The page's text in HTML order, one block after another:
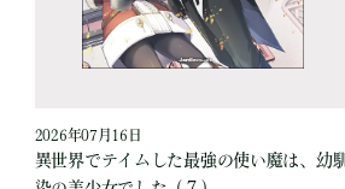
2026年07月16日
異世界でテイムした最強の使い魔は、幼馴